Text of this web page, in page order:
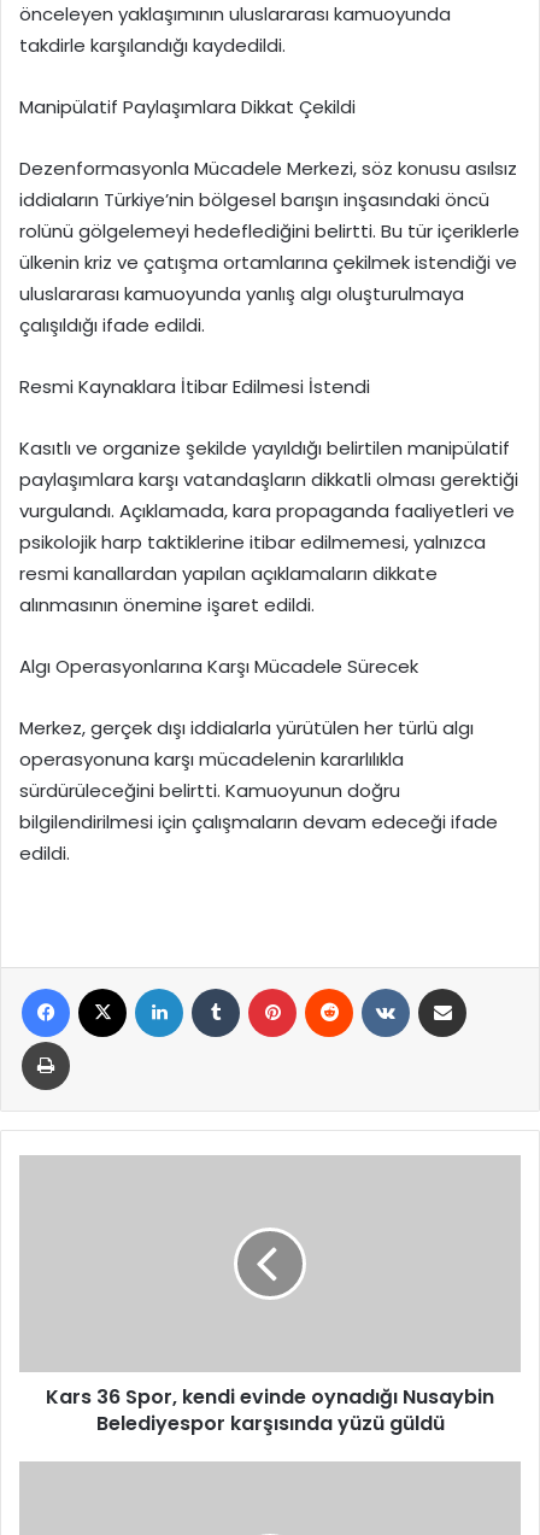
önceleyen yaklaşımının uluslararası kamuoyunda
takdirle karşılandığı kaydedildi.
Manipülatif Paylaşımlara Dikkat Çekildi
Dezenformasyonla Mücadele Merkezi, söz konusu asılsız
iddiaların Türkiye’nin bölgesel barışın inşasındaki öncü
rolünü gölgelemeyi hedeflediğini belirtti. Bu tür içeriklerle
ülkenin kriz ve çatışma ortamlarına çekilmek istendiği ve
uluslararası kamuoyunda yanlış algı oluşturulmaya
çalışıldığı ifade edildi.
Resmi Kaynaklara İtibar Edilmesi İstendi
Kasıtlı ve organize şekilde yayıldığı belirtilen manipülatif
paylaşımlara karşı vatandaşların dikkatli olması gerektiği
vurgulandı. Açıklamada, kara propaganda faaliyetleri ve
psikolojik harp taktiklerine itibar edilmemesi, yalnızca
resmi kanallardan yapılan açıklamaların dikkate
alınmasının önemine işaret edildi.
Algı Operasyonlarına Karşı Mücadele Sürecek
Merkez, gerçek dışı iddialarla yürütülen her türlü algı
operasyonuna karşı mücadelenin kararlılıkla
sürdürüleceğini belirtti. Kamuoyunun doğru
bilgilendirilmesi için çalışmaların devam edeceği ifade
edildi.
Facebook LinkedIn Tumblr Pinterest Reddit VKontakte
Yazdır
karşısında
yüzüKars 36 Spor, kendi evinde oynadığı Nusaybin
Belediyespor karşısında yüzü güldü